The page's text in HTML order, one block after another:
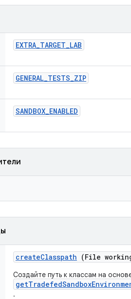
EXTRA_TARGET_LAB
GENERAL_TESTS_ZIP
SANDBOX_ENABLED
createClasspath (File
Создайте путь к классам на
.